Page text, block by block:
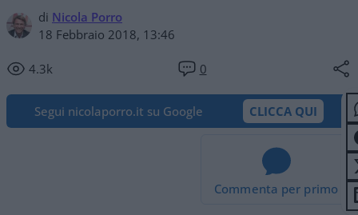
di Nicola Porro
18 Febbraio 2018, 13:46
4.3k 0
Segui nicolaporro.it su Google CLICCA QUI
Commenta per primo